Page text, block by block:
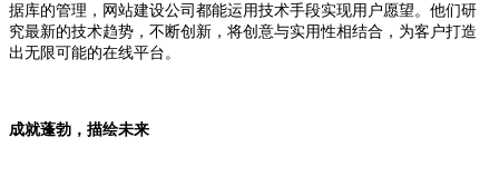
据库的管理，网站建设公司都能运用技术手段实现用户愿望。他们研
究最新的技术趋势，不断创新，将创意与实用性相结合，为客户打造
出无限可能的在线平台。
成就蓬勃，描绘未来